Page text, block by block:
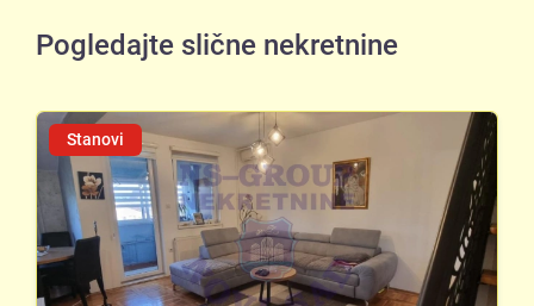
Pogledajte slične nekretnine
Stanovi